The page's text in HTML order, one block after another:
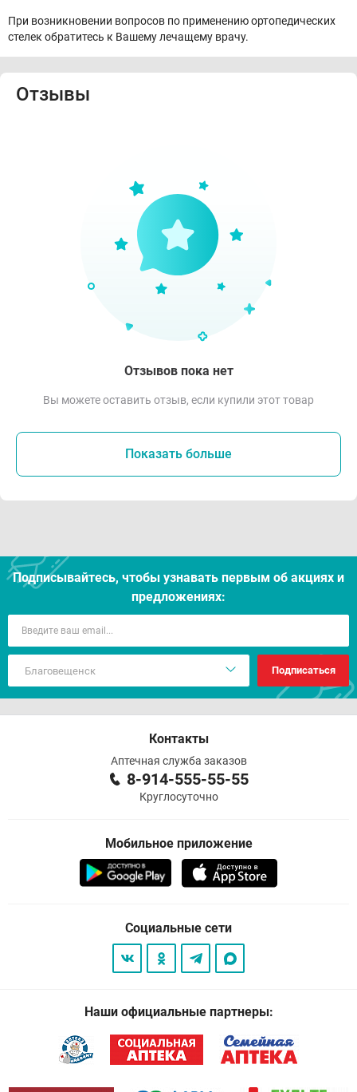
При возникновении вопросов по применению ортопедических
стелек обратитесь к Вашему лечащему врачу.
Отзывы
Отзывов пока нет
Вы можете оставить отзыв, если купили этот товар
Показать больше
Подписывайтесь, чтобы узнавать первым об акцияx и
предложениях:
Подписаться
Контакты
Аптечная служба заказов
8-914-555-55-55
Круглосуточно
Мобильное приложение
Социальные сети
Наши официальные партнеры: